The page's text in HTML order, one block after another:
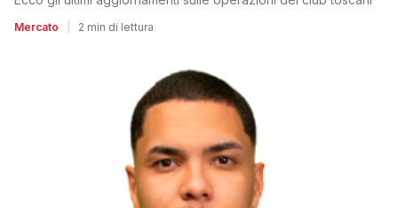
Mercato 2 min di lettura